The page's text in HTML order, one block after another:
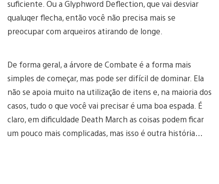
suficiente. Ou a Glyphword Deflection, que vai desviar
qualuqer flecha, então você não precisa mais se
preocupar com arqueiros atirando de longe.
De forma geral, a árvore de Combate é a forma mais
simples de começar, mas pode ser difícil de dominar. Ela
não se apoia muito na utilização de itens e, na maioria dos
casos, tudo o que você vai precisar é uma boa espada. É
claro, em dificuldade Death March as coisas podem ficar
um pouco mais complicadas, mas isso é outra história…